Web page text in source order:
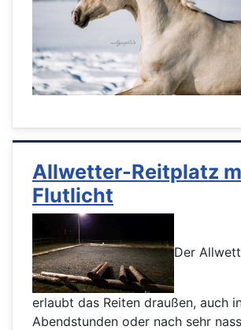
Allwetter-Reitplatz
Flutlicht
Der
erlaubt das Reiten draußen, auch
Abendstunden oder nach sehr